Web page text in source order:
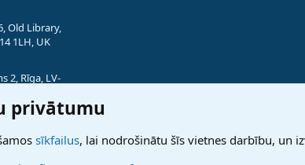
Old Library,
1LH, UK
2, Rīga, LV-
privātumu
sīkfailus, lai nodrošinātu šīs vietnes darbību, un